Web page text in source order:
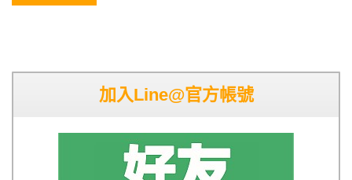
加入Line@官方帳號